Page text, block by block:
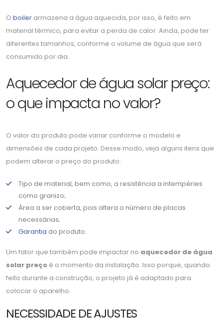
O boiler armazena a água aquecida, por isso, é feito em
material térmico, para evitar a perda de calor. Ainda, pode ter
diferentes tamanhos, conforme o volume de água que será
consumido por dia.
Aquecedor de água solar preço:
o que impacta no valor?
O valor do produto pode variar conforme o modelo e
dimensões de cada projeto. Desse modo, veja alguns itens que
podem alterar o preço do produto:
Tipo de material, bem como, a resistência a intempéries
como granizo;
Área a ser coberta, pois altera o número de placas
necessárias;
Garantia do produto.
Um fator que também pode impactar no aquecedor de água
solar preço é o momento da instalação. Isso porque, quando
feito durante a construção, o projeto já é adaptado para
colocar o aparelho.
NECESSIDADE DE AJUSTES